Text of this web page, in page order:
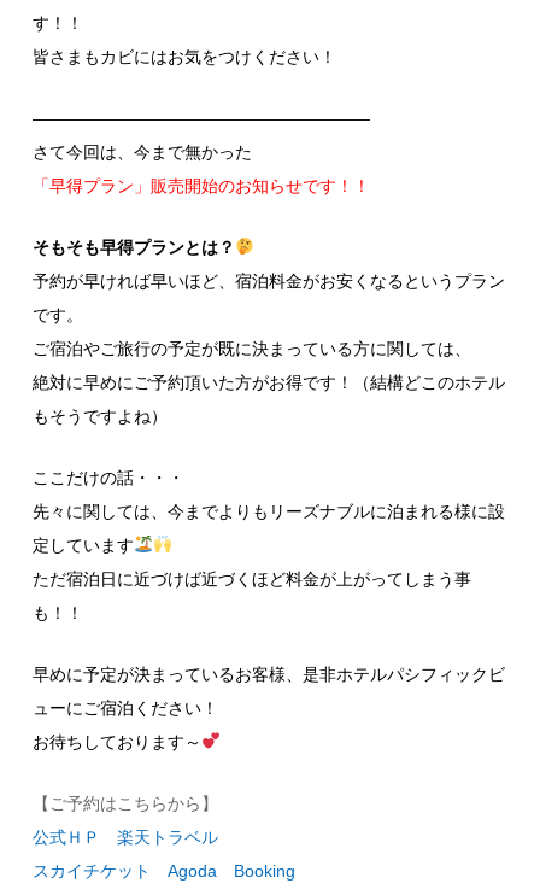
す！！
皆さまもカビにはお気をつけください！
————————————————————
さて今回は、今まで無かった
「早得プラン」販売開始のお知らせです！！
そもそも早得プランとは？
予約が早ければ早いほど、宿泊料金がお安くなるというプラン
です。
ご宿泊やご旅行の予定が既に決まっている方に関しては、
絶対に早めにご予約頂いた方がお得です！（結構どこのホテル
もそうですよね）
ここだけの話・・・
先々に関しては、今までよりもリーズナブルに泊まれる様に設
定しています
ただ宿泊日に近づけば近づくほど料金が上がってしまう事
も！！
早めに予定が決まっているお客様、是非ホテルパシフィックビ
ューにご宿泊ください！
お待ちしております～
【ご予約はこちらから】
公式ＨＰ
楽天トラベル
スカイチケット
Agoda
Booking